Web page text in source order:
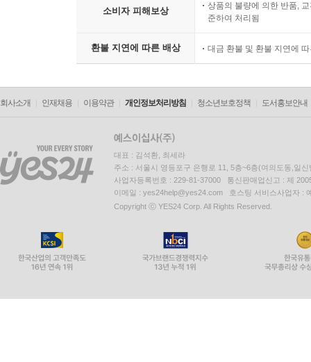
소비자 피해보상
상품의 불량에 의한 반품,
준하여 처리됨
환불 지연에 따른 배상 대금 환불 및 환불 지연에
회사소개 인재채용 이용약관 개인정보처리방침 청소년보호정책 도서홍보안내
대표 : 김석환, 최세라
주소 : 서울시 영등포구 은행로 11, 5층~6층(여의도동,일신
사업자등록번호 : 229-81-37000 통신판매업신고 : 제
이메일 : yes24help@yes24.com 호스팅 서비스사업자 :
Copyright ⓒ YES24 Corp. All Rights Reserved.